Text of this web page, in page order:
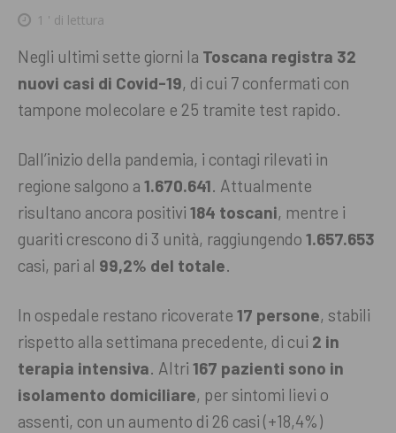
1 ' di lettura
Negli ultimi sette giorni la Toscana registra 32
nuovi casi di Covid-19, di cui 7 confermati con
tampone molecolare e 25 tramite test rapido.
Dall’inizio della pandemia, i contagi rilevati in
regione salgono a 1.670.641. Attualmente
risultano ancora positivi 184 toscani, mentre i
guariti crescono di 3 unità, raggiungendo 1.657.653
casi, pari al 99,2% del totale.
In ospedale restano ricoverate 17 persone, stabili
rispetto alla settimana precedente, di cui 2 in
terapia intensiva. Altri 167 pazienti sono in
isolamento domiciliare, per sintomi lievi o
assenti, con un aumento di 26 casi (+18,4%)